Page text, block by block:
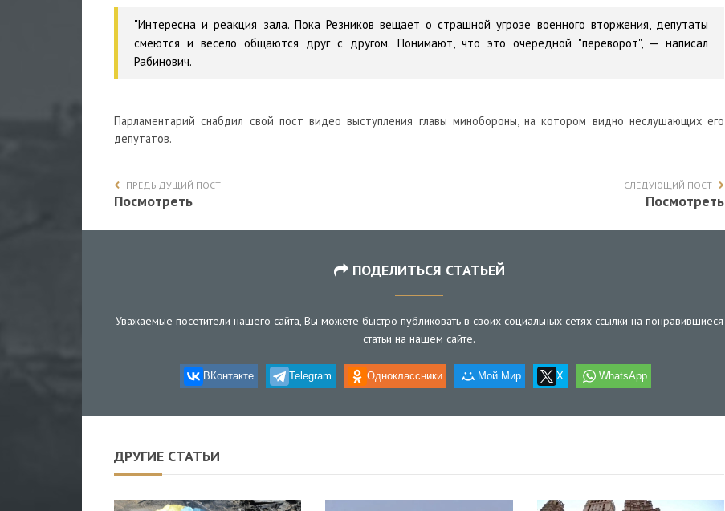
"Интересна и реакция зала. Пока Резников вещает о страшной угрозе военного вторжения, депутаты
смеются и весело общаются друг с другом. Понимают, что это очередной "переворот", — написал
Рабинович.
Парламентарий снабдил свой пост видео выступления главы минобороны, на котором видно неслушающих его
депутатов.
ПРЕДЫДУЩИЙ ПОСТ
Посмотреть
СЛЕДУЮЩИЙ ПОСТ
Посмотреть
ПОДЕЛИТЬСЯ СТАТЬЕЙ
Уважаемые посетители нашего сайта, Вы можете быстро публиковать в своих социальных сетях ссылки на понравившиеся
статьи на нашем сайте.
ВКонтакте Telegram Одноклассники Мой Мир X WhatsApp
ДРУГИЕ СТАТЬИ